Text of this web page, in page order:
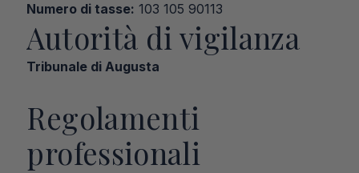
Numero di tasse: 103 105 90113
Autorità di vigilanza
Tribunale di Augusta
Regolamenti
professionali